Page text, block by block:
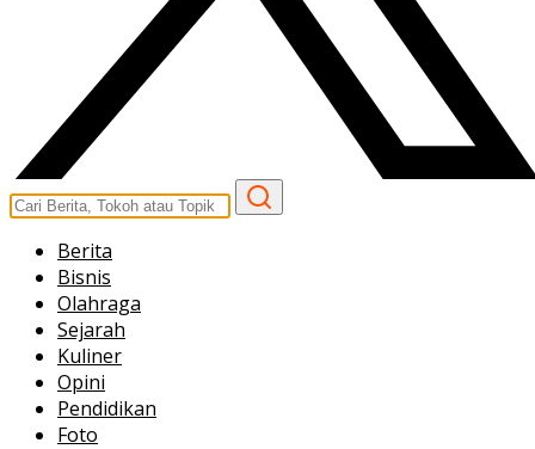
Berita
Bisnis
Olahraga
Sejarah
Kuliner
Opini
Pendidikan
Foto